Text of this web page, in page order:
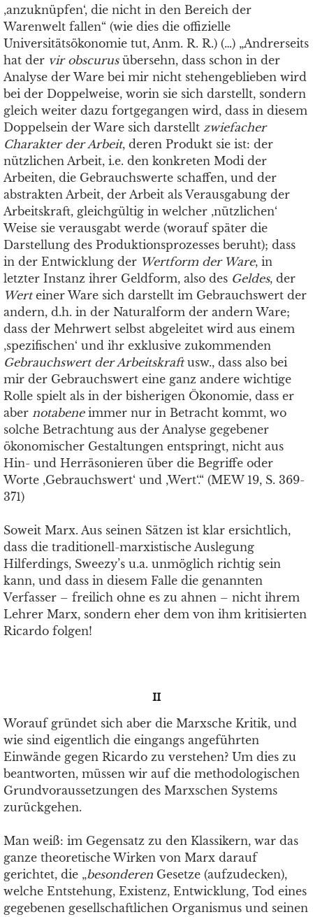
‚anzuknüpfen‘, die nicht in den Bereich der
Warenwelt fallen“ (wie dies die offizielle
Universitätsökonomie tut, Anm. R. R.) (…) „Andrerseits
hat der vir obscurusübersehn, dass schon in der
Analyse der Ware bei mir nicht stehengeblieben wird
bei der Doppelweise, worin sie sich darstellt, sondern
gleich weiter dazu fortgegangen wird, dass in diesem
Doppelsein der Ware sich darstellt zwiefacher
Charakter der Arbeit, deren Produkt sie ist: der
nützlichen Arbeit, i.e. den konkreten Modi der
Arbeiten, die Gebrauchswerte schaffen, und der
abstrakten Arbeit, der Arbeit als Verausgabung der
Arbeitskraft, gleichgültig in welcher ‚nützlichen‘
Weise sie verausgabt werde (worauf später die
Darstellung des Produktionsprozesses beruht); dass
in der Entwicklung der Wertform der Ware, in
letzter Instanz ihrer Geldform, also des Geldes, der
Werteiner Ware sich darstellt im Gebrauchswert der
andern, d.h. in der Naturalform der andern Ware;
dass der Mehrwert selbst abgeleitet wird aus einem
‚spezifischen‘ und ihr exklusive zukommenden
Gebrauchswert der Arbeitskraftusw., dass also bei
mir der Gebrauchswert eine ganz andere wichtige
Rolle spielt als in der bisherigen Ökonomie, dass er
aber notabene immer nur in Betracht kommt, wo
solche Betrachtung aus der Analyse gegebener
ökonomischer Gestaltungen entspringt, nicht aus
Hin- und Herräsonieren über die Begriffe oder
Worte ‚Gebrauchswert‘ und ‚Wert‘.“ (MEW 19, S. 369-
371)
Soweit Marx. Aus seinen Sätzen ist klar ersichtlich,
dass die traditionell-marxistische Auslegung
Hilferdings, Sweezy’s u.a. unmöglich richtig sein
kann, und dass in diesem Falle die genannten
Verfasser – freilich ohne es zu ahnen – nicht ihrem
Lehrer Marx, sondern eher dem von ihm kritisierten
Ricardo folgen!
II
Worauf gründet sich aber die Marxsche Kritik, und
wie sind eigentlich die eingangs angeführten
Einwände gegen Ricardo zu verstehen? Um dies zu
beantworten, müssen wir auf die methodologischen
Grundvoraussetzungen des Marxschen Systems
zurückgehen.
Man weiß: im Gegensatz zu den Klassikern, war das
ganze theoretische Wirken von Marx darauf
gerichtet, die „besonderen Gesetze (aufzudecken),
welche Entstehung, Existenz, Entwicklung, Tod eines
gegebenen gesellschaftlichen Organismus und seinen